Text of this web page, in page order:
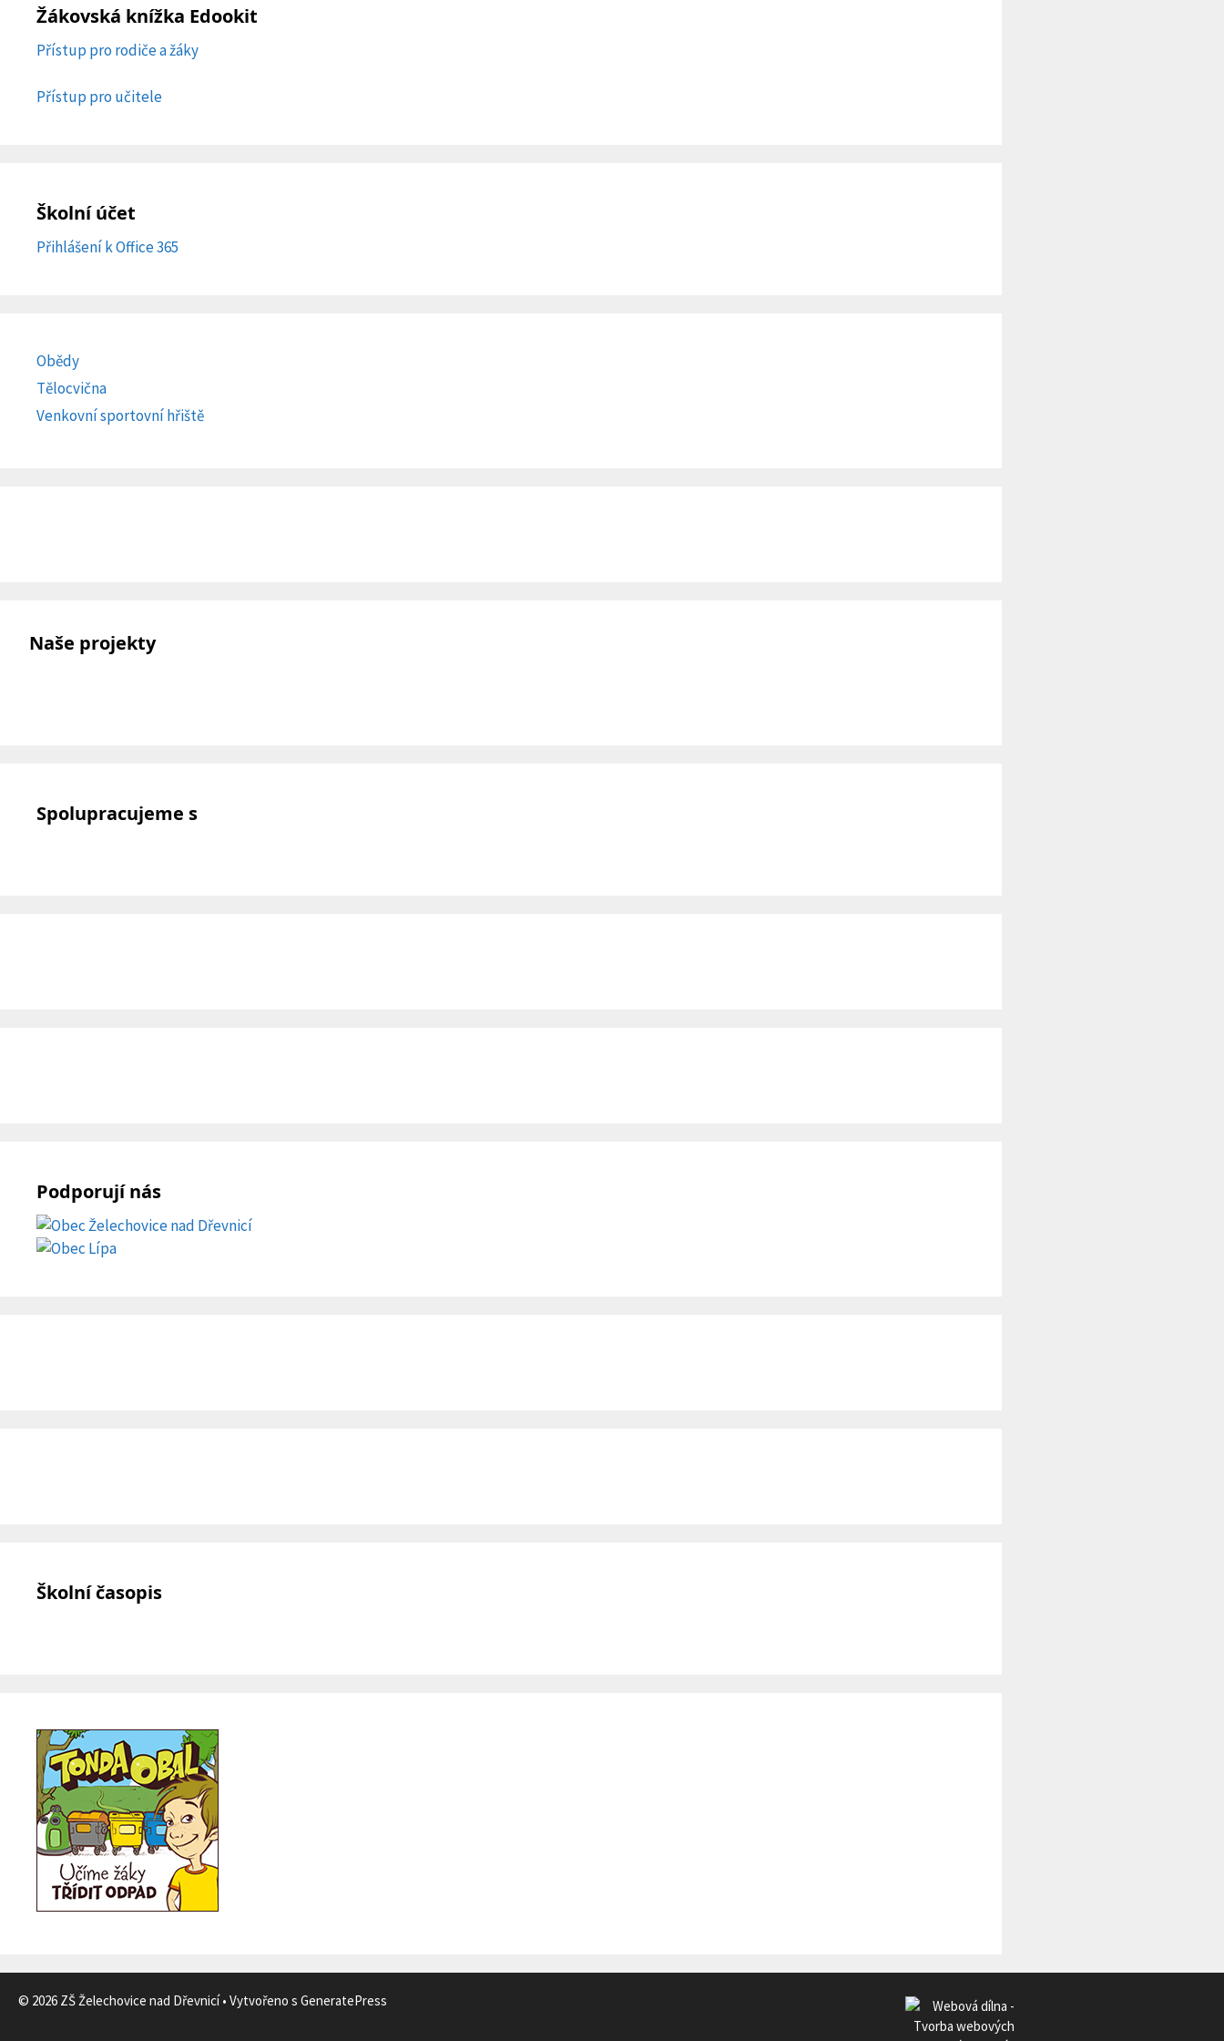
Žákovská knížka Edookit
Přístup pro rodiče a žáky
Přístup pro učitele
Školní účet
Přihlášení k Office 365
Obědy
Tělocvična
Venkovní sportovní hřiště
Naše projekty
Spolupracujeme s
Podporují nás
Školní časopis
© 2026 ZŠ Želechovice nad Dřevnicí• Vytvořeno s GeneratePress